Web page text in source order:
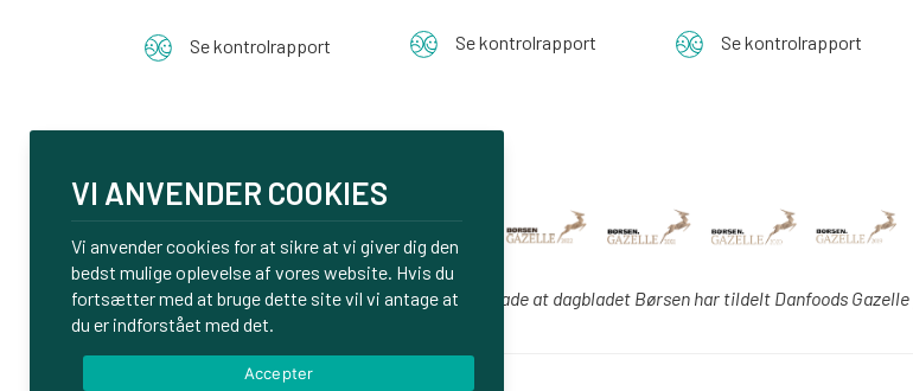
Se kontrolrapport Se kontrolrapport Se kontrolrapport
Vi er glade at dagbladet Børsen har tildelt Danfoods
VI ANVENDER COOKIES
Vi anvender cookies for at sikre at vi giver dig den
bedst mulige oplevelse af vores website. Hvis du
fortsætter med at bruge dette site vil vi antage at
du er indforstået med det.
Accepter